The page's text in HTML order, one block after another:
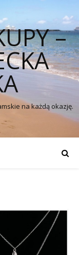
–
na każdą okazję.